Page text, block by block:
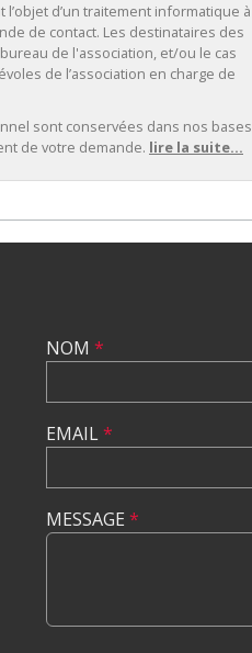
d’un traitement informatique à
de contact. Les destinataires des
de l'association, et/ou le cas
de l’association en charge de
sont conservées dans nos bases
de votre demande. lire la suite...
NOM *
EMAIL*
MESSAGE *